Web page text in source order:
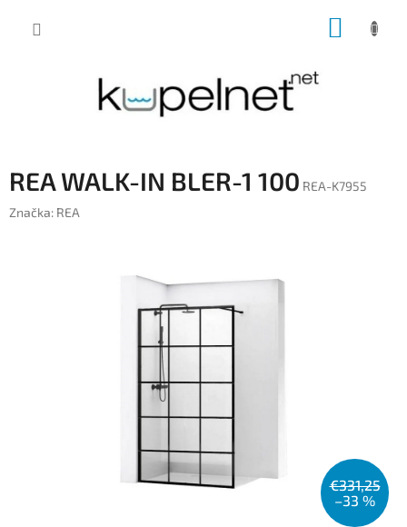
REA WALK-IN BLER-1 100 REA-K7955
Značka: REA
€331,25
–33 %